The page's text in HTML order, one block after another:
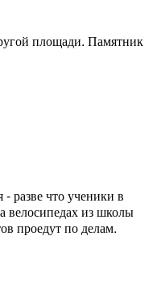
площади. Памятник
разве что ученики в
велосипедах из школы
проедут по делам.